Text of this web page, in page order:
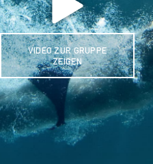
VIDEO ZUR GRUPPE
ZEIGEN